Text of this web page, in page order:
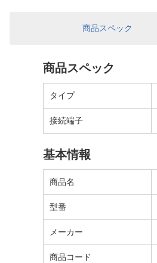
商品スペック
商品スペック
タイプ
接続端子
基本情報
商品名
型番
メーカー
商品コード